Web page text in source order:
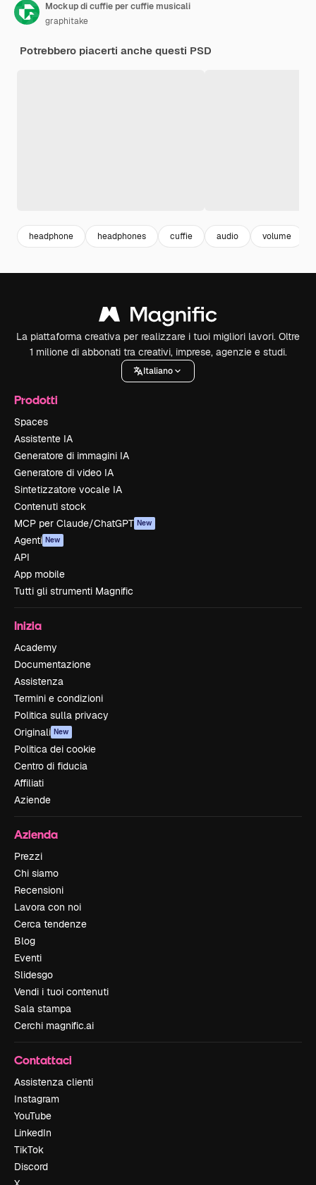
Mockup di cuffie per cuffie musicali
graphitake
Potrebbero piacerti anche questi PSD
headphone headphones cuffie audio volume
La piattaforma creativa per realizzare i tuoi migliori lavori. Oltre
1 milione di abbonati tra creativi, imprese, agenzie e studi.
Italiano
Prodotti
Spaces
Assistente IA
Generatore di immagini IA
Generatore di video IA
Sintetizzatore vocale IA
Contenuti stock
MCP per Claude/ChatGPT New
Agenti New
API
App mobile
Tutti gli strumenti Magnific
Inizia
Academy
Documentazione
Assistenza
Termini e condizioni
Politica sulla privacy
Originali New
Politica dei cookie
Centro di fiducia
Affiliati
Aziende
Azienda
Prezzi
Chi siamo
Recensioni
Lavora con noi
Cerca tendenze
Blog
Eventi
Slidesgo
Vendi i tuoi contenuti
Sala stampa
Cerchi magnific.ai
Contattaci
Assistenza clienti
Instagram
YouTube
LinkedIn
TikTok
Discord